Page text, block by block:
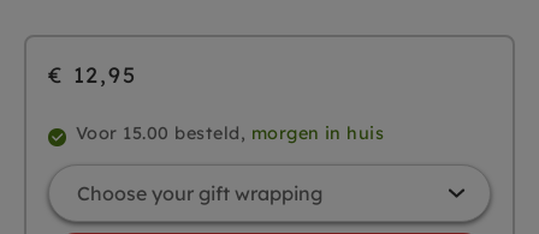
€ 12,95
Voor 15.00 besteld, morgen in huis